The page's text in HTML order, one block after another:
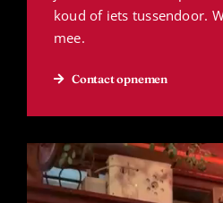
koud of iets tussendoor.
mee.
Contact opnemen